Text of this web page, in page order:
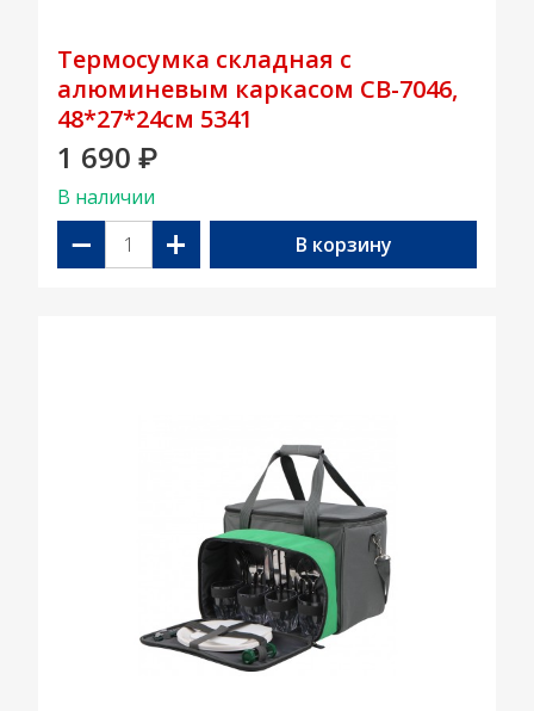
Термосумка складная с
алюминевым каркасом CB-7046,
48*27*24см 5341
1 690 ₽
В наличии
− + В корзину